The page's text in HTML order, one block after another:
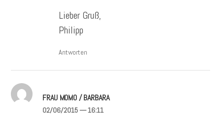
Lieber Gruß,
Philipp
Antworten
FRAU MOMO / BARBARA
02/06/2015— 16:11